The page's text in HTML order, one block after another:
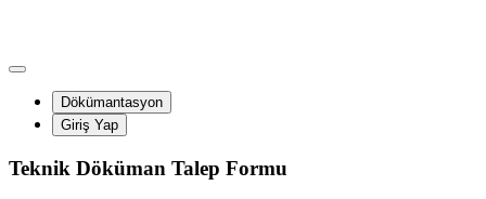
Dökümantasyon
Giriş Yap
Teknik Döküman Talep Formu